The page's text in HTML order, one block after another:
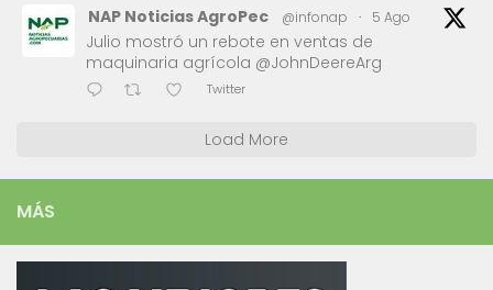
NAP Noticias AgroPec @infonap · 5 Ago
Julio mostró un rebote en ventas de
maquinaria agrícola @JohnDeereArg
Twitter
Load More
MÁS